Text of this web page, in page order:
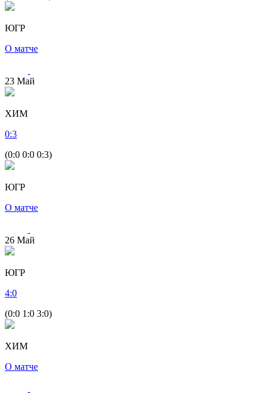
ЮГР
О матче
23 Май
ХИМ
0:3
(0:0 0:0 0:3)
ЮГР
О матче
26 Май
ЮГР
4:0
(0:0 1:0 3:0)
ХИМ
О матче